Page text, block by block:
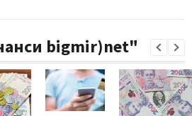
bigmir)net"